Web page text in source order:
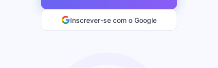
Inscrever-se com o Google